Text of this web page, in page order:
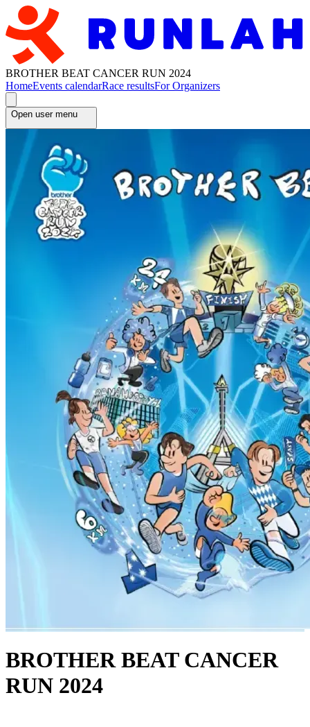
BROTHER BEAT CANCER RUN 2024
HomeEvents calendarRace resultsFor Organizers
Open user menu
BROTHER BEAT CANCER
RUN 2024